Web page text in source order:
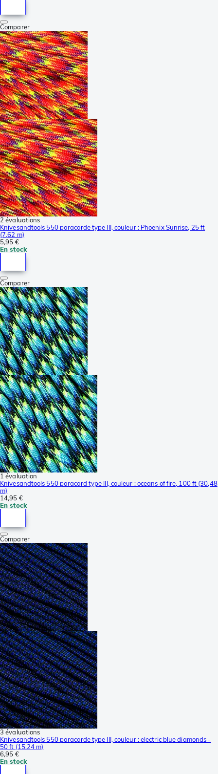
Comparer
2 évaluations
Knivesandtools 550 paracorde type III, couleur : Phoenix Sunrise, 25 ft
(7,62 m)
5,95 €
En stock
Comparer
1 évaluation
Knivesandtools 550 paracord type III, couleur : oceans of fire, 100 ft (30,48
m)
14,95 €
En stock
Comparer
3 évaluations
Knivesandtools 550 paracorde type III, couleur : electric blue diamonds -
50 ft (15.24 m)
6,95 €
En stock